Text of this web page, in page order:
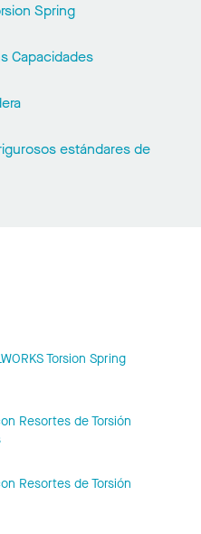
Spring
Capacidades
estándares de
Torsion Spring
Resortes de Torsión
Resortes de Torsión